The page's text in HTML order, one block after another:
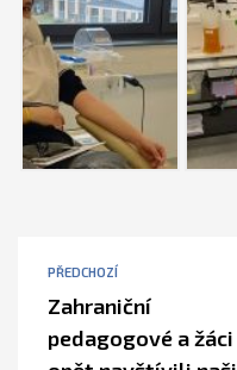
PŘEDCHOZÍ
Zahraniční
pedagogové a žáci